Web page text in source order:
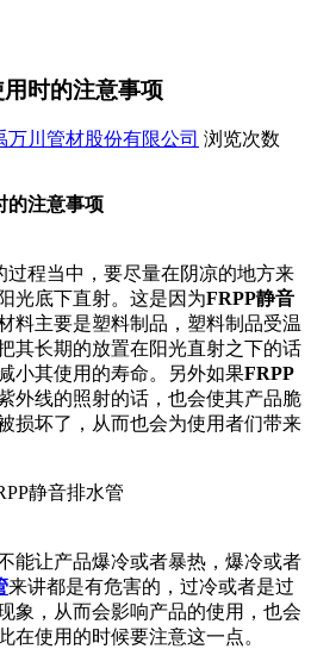
时的注意事项
万川管材股份有限公司 浏览次数
的注意事项
过程当中，要尽量在阴凉的地方来
光底下直射。这是因为FRPP静音
料主要是塑料制品，塑料制品受温
其长期的放置在阳光直射之下的话
小其使用的寿命。另外如果FRPP
外线的照射的话，也会使其产品脆
损坏了，从而也会为使用者们带来
能让产品爆冷或者暴热，爆冷或者
来讲都是有危害的，过冷或者是过
象，从而会影响产品的使用，也会
在使用的时候要注意这一点。